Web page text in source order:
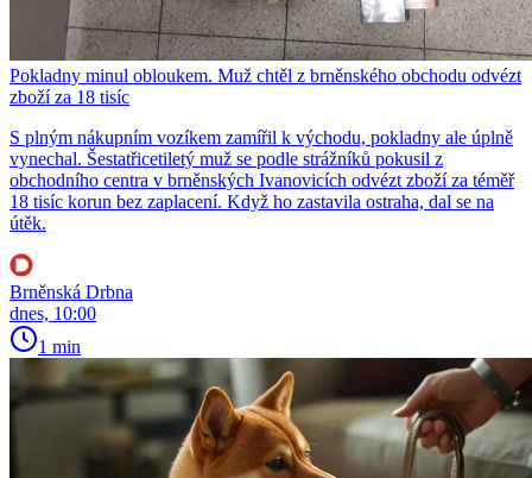
Pokladny minul obloukem. Muž chtěl z brněnského obchodu odvézt
zboží za 18 tisíc
S plným nákupním vozíkem zamířil k východu, pokladny ale úplně
vynechal. Šestatřicetiletý muž se podle strážníků pokusil z
obchodního centra v brněnských Ivanovicích odvézt zboží za téměř
18 tisíc korun bez zaplacení. Když ho zastavila ostraha, dal se na
útěk.
Brněnská Drbna
dnes, 10:00
1 min